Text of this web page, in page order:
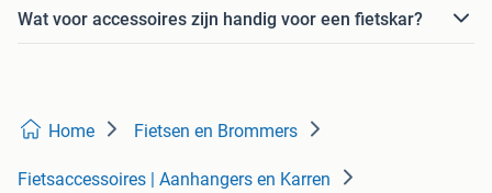
Wat voor accessoires zijn handig voor een fietskar?
Home Fietsen en Brommers
Fietsaccessoires | Aanhangers en Karren